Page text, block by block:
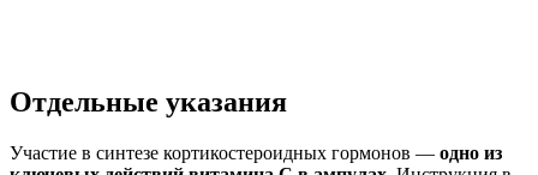
Отдельные указания
Участие в синтезе кортикостероидных гормонов — одно из